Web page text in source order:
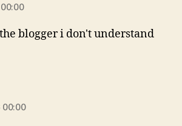
blogger i don't understand
：
00:00